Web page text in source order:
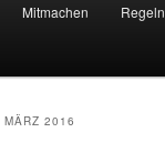
Mitmachen Regeln
MÄRZ 2016